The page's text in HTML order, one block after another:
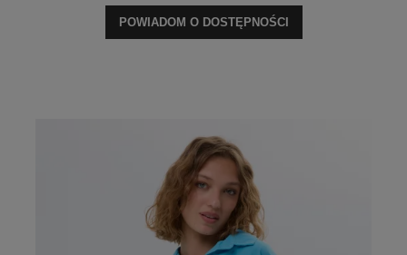
POWIADOM O DOSTĘPNOŚCI